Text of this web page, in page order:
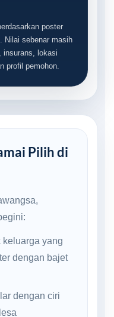
poster
Nilai sebenar masih
insurans, lokasi
profil pemohon.
Pilih di
yang
dengan bajet
dengan ciri